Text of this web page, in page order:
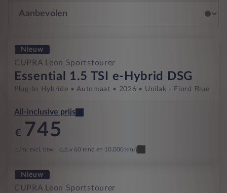
Nieuw
CUPRA Leon Sportstourer
Essential 1.5 TSI e-Hybrid DSG
Plug-In Hybride Automaat 2026 Unilak - Fiord Blue
All-inclusive prijs
€ 745
p/m. excl. btw o.b.v 60 mnd en 10,000 km/j
Nieuw
CUPRA Leon Sportstourer